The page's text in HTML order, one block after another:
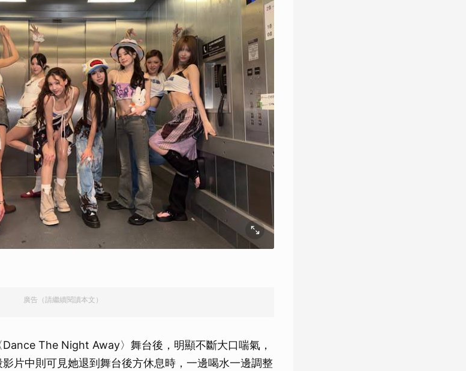
廣告（請繼續閱讀本文）
The Night Away〉舞台後，明顯不斷大口喘氣，
片中則可見她退到舞台後方休息時，一邊喝水一邊調整